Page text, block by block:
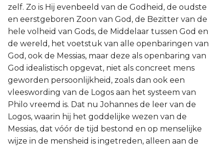
zelf. Zo is Hij evenbeeld van de Godheid, de oudste
en eerstgeboren Zoon van God, de Bezitter van de
hele volheid van Gods, de Middelaar tussen God en
de wereld, het voetstuk van alle openbaringen van
God, ook de Messias, maar deze als openbaring van
God idealistisch opgevat, niet als concreet mens
geworden persoonlijkheid, zoals dan ook een
vleeswording van de Logos aan het systeem van
Philo vreemd is. Dat nu Johannes de leer van de
Logos, waarin hij het goddelijke wezen van de
Messias, dat vóór de tijd bestond en op menselijke
wijze in de mensheid is ingetreden, alleen aan de